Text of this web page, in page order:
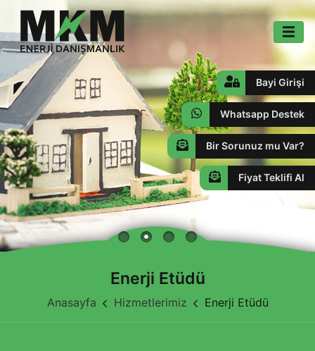
Bayi Girişi
Whatsapp Destek
Bir Sorunuz mu Var?
Fiyat Teklifi Al
Enerji Etüdü
Anasayfa Hizmetlerimiz Enerji Etüdü